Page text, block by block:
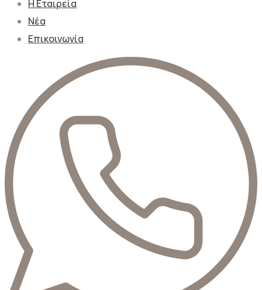
Η Εταιρεία
Νέα
Επικοινωνία